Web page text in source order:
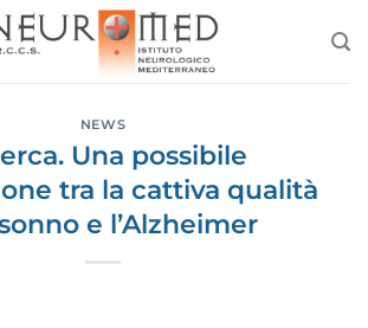
NEWS
Una possibile
tra la cattiva qualità
e l’Alzheimer